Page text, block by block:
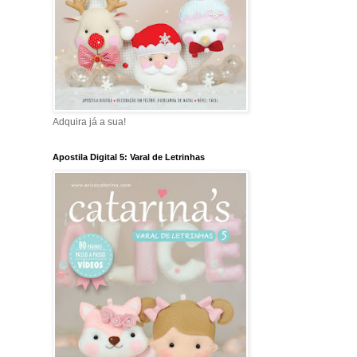
Adquira já a sua!
Apostila Digital 5: Varal de Letrinhas